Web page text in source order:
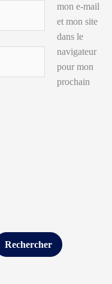
mon e-mail
et mon site
dans le
navigateur
pour mon
prochain
Rechercher